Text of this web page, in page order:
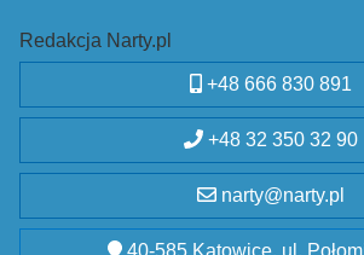
Redakcja Narty.pl
+48 666 830 891
+48 32 350 32 90
narty@narty.pl
40-585 Katowice, ul.